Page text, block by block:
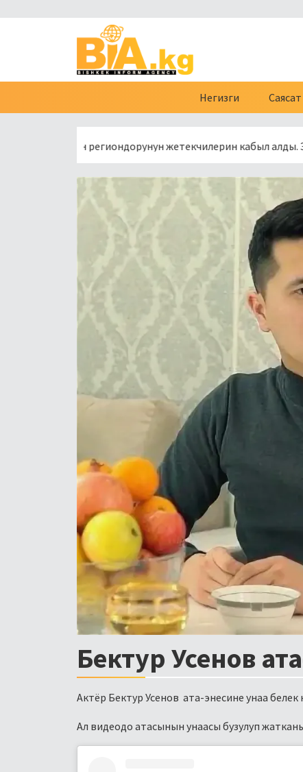
Негизги Саясат
региондорунун жетекчилерин кабыл алды. Эмне
Бектур Усенов
Актёр Бектур Усенов ата-энесине унаа
Ал видеодо атасынын унаасы бузулуп